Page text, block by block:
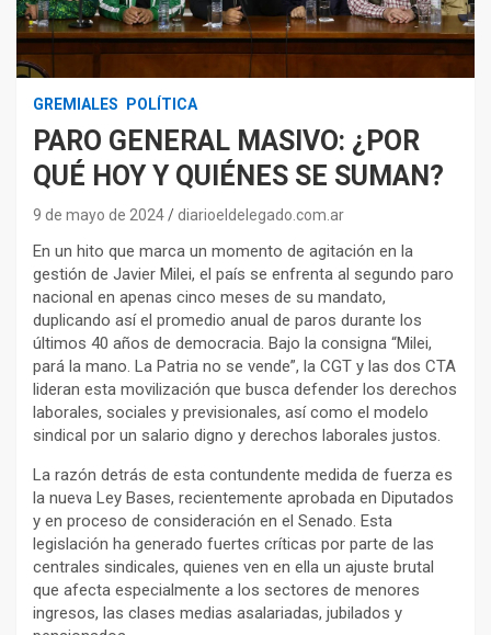
GREMIALES POLÍTICA
PARO GENERAL MASIVO: ¿POR
QUÉ HOY Y QUIÉNES SE SUMAN?
9 de mayo de 2024 diarioeldelegado.com.ar
En un hito que marca un momento de agitación en la
gestión de Javier Milei, el país se enfrenta al segundo paro
nacional en apenas cinco meses de su mandato,
duplicando así el promedio anual de paros durante los
últimos 40 años de democracia. Bajo la consigna “Milei,
pará la mano. La Patria no se vende”, la CGT y las dos CTA
lideran esta movilización que busca defender los derechos
laborales, sociales y previsionales, así como el modelo
sindical por un salario digno y derechos laborales justos.
La razón detrás de esta contundente medida de fuerza es
la nueva Ley Bases, recientemente aprobada en Diputados
y en proceso de consideración en el Senado. Esta
legislación ha generado fuertes críticas por parte de las
centrales sindicales, quienes ven en ella un ajuste brutal
que afecta especialmente a los sectores de menores
ingresos, las clases medias asalariadas, jubilados y